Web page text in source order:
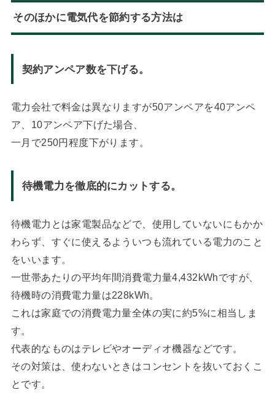
そのほかに電気代を節約する方法は
契約アンペア数を下げる。
電力会社で料金は異なりますが50アンペアを40アンペ
ア、10アンペア下げた場合、
一月で250円程度下がります。
待機電力を徹底的にカットする。
待機電力とは家電製品などで、使用していないにもかか
わらず、すぐに使えるよういつも流れている電力のこと
をいいます。
一世帯あたりの平均年間消費電力量4,432kWhですが、
待機時の消費電力量は228kWh。
これは家庭での消費電力量全体の実に約5%に相当しま
す。
代表的なものはテレビやオーディオ機器などです。
その対策は、使わないときはコンセントを抜いておくこ
とです。